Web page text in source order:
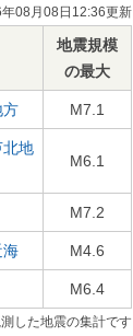
08月08日12:36更新
地震規模
の最大
方 M7.1
北地
M6.1
M7.2
海 M4.6
M6.4
した地震の集計です